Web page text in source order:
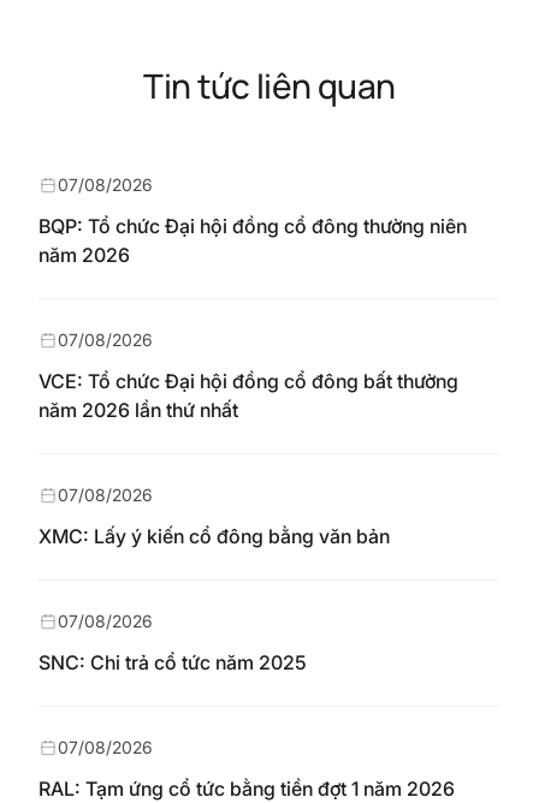
Tin tức liên quan
BQP: Tổ chức Đại hội đồng cổ đông thường niên
năm 2026
07/08/2026
VCE: Tổ chức Đại hội đồng cổ đông bất thường
năm 2026 lần thứ nhất
07/08/2026
XMC: Lấy ý kiến cổ đông bằng văn bản
07/08/2026
SNC: Chi trả cổ tức năm 2025
07/08/2026
RAL: Tạm ứng cổ tức bằng tiền đợt 1 năm 2026
07/08/2026